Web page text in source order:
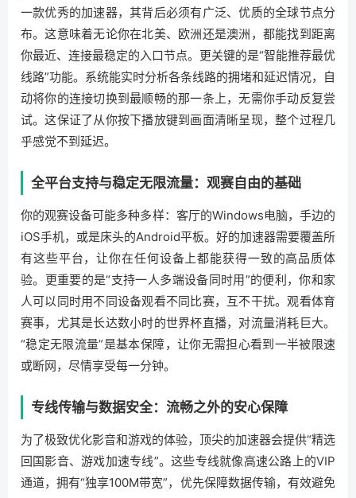
一款优秀的加速器，其背后必须有广泛、优质的全球节点分
布。这意味着无论你在北美、欧洲还是澳洲，都能找到距离
你最近、连接最稳定的入口节点。更关键的是“智能推荐最优
线路”功能。系统能实时分析各条线路的拥堵和延迟情况，自
动将你的连接切换到最顺畅的那一条上，无需你手动反复尝
试。这保证了从你按下播放键到画面清晰呈现，整个过程几
乎感觉不到延迟。
全平台支持与稳定无限流量：观赛自由的基础
你的观赛设备可能多种多样：客厅的Windows电脑，手边的
iOS手机，或是床头的Android平板。好的加速器需要覆盖所
有这些平台，让你在任何设备上都能获得一致的高品质体
验。更重要的是“支持一人多端设备同时用”的便利，你和家
人可以同时用不同设备观看不同比赛，互不干扰。观看体育
赛事，尤其是长达数小时的世界杯直播，对流量消耗巨大。
“稳定无限流量”是基本保障，让你无需担心看到一半被限速
或断网，尽情享受每一分钟。
专线传输与数据安全：流畅之外的安心保障
为了极致优化影音和游戏的体验，顶尖的加速器会提供“精选
回国影音、游戏加速专线”。这些专线就像高速公路上的VIP
通道，拥有“独享100M带宽”，优先保障数据传输，有效避免